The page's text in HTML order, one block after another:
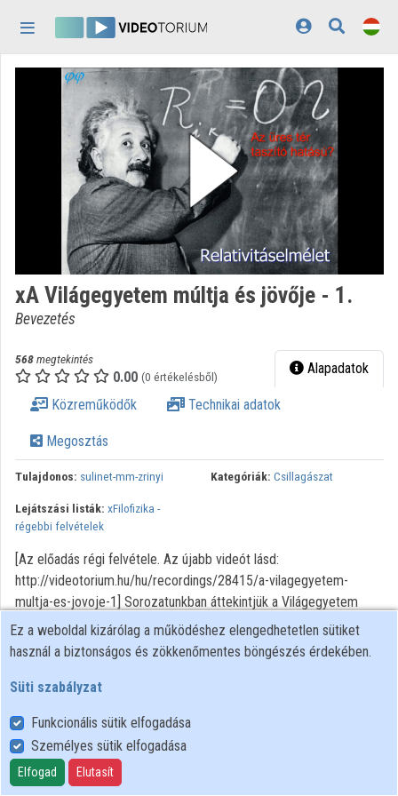
Kezdőlap
Bejelentkezés
Felfedezés
Kategóriák
Lejátszási listák
Intézmények
Közreműködők
xA Világegyetem múltja és jövője - 1.
Bevezetés
568megtekintés
0.00 (0 értékelésből) Alapadatok
Közreműködők Technikai adatok
Megosztás
Tulajdonos: sulinet-mm-zrinyi Kategóriák: Csillagászat
Lejátszási listák: xFilofizika -
régebbi felvételek
[Az előadás régi felvétele. Az újabb videót lásd:
http://videotorium.hu/hu/recordings/28415/a-vilagegyetem-
multja-es-jovoje-1] Sorozatunkban áttekintjük a Világegyetem
keletkezésére, fejlődésére, jövőjére vonatkozó ismereteket. A
bevezetés megismertet a kozmológia és kozmogónia fogalmával,
Röviden kitérünk a sima (nem görbült), pozitív, illetve negatív
Felhasználói szabályzat
Adatkezelési tájékoztató
Süti szabályzat
Ez a weboldal kizárólag a működéshez elengedhetetlen sütiket
használ a biztonságos és zökkenőmentes böngészés érdekében.
Süti szabályzat
Funkcionális sütik elfogadása
Személyes sütik elfogadása
Elfogad Elutasít